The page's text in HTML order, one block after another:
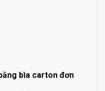
bìa carton đơn